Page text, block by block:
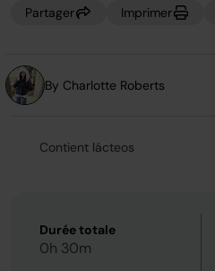
notation.
page.
Partager Imprimer
By Charlotte Roberts
Contient lácteos
Durée totale
0h 30m